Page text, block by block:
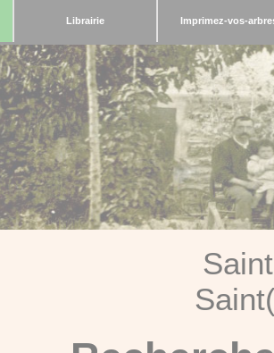
Librairie Imprimez-vos-